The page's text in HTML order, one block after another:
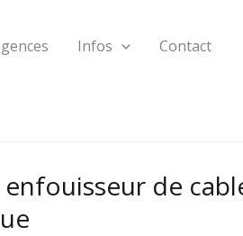
Infos Contact
de